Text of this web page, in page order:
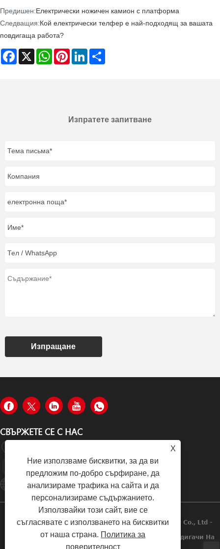
Предишен:Електрически ножичен камион с платформа
Следващия:Кой електрически телфер е най-подходящ за вашата
повдигаща работа?
Facebook
X WhatsAppPinterestLinkedIn
Изпратете запитване
Изпращане
СВЪРЖЕТЕ СЕ С НАС
Hugo002@yiyinggroup.com
Copyright © 2021 Shanghai Yiying Crane Machinery Co., Ltd -
Електрически Подемник, Палет, Ръчен Стакер, Повдигачи На
X
Ние използваме бисквитки, за да ви
предложим по-добро сърфиране, да
анализираме трафика на сайта и да
персонализираме съдържанието.
Използвайки този сайт, вие се
съгласявате с използването на бисквитки
от наша страна. Политика за
поверителност